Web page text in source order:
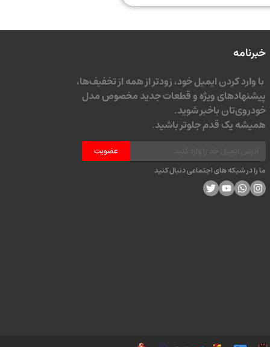
خبرنامه
با وارد کردن ایمیل خود، زودتر از همه از تخفیف‌ها،
پیشنهادهای ویژه و قطعات جدید مخصوص مدل
خودروی‌تان باخبر شوید.
همیشه یک قدم جلوتر باشید.
عضویت
ما را در شبکه های اجتماعی دنبال کنید